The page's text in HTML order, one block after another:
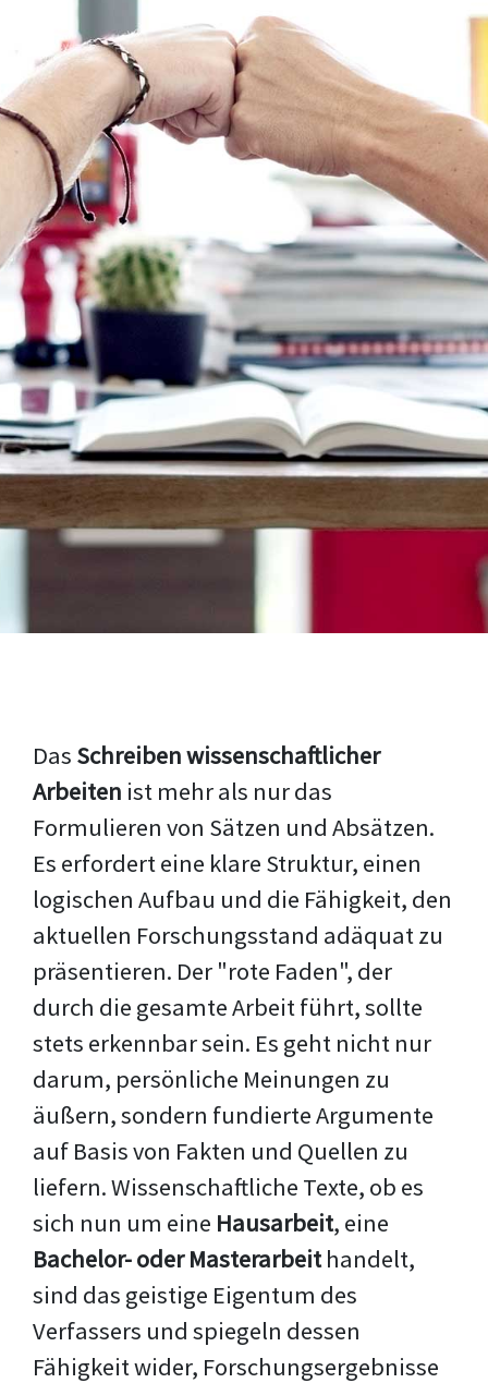
Das Schreiben wissenschaftlicher
Arbeiten ist mehr als nur das
Formulieren von Sätzen und Absätzen.
Es erfordert eine klare Struktur, einen
logischen Aufbau und die Fähigkeit, den
aktuellen Forschungsstand adäquat zu
präsentieren. Der "rote Faden", der
durch die gesamte Arbeit führt, sollte
stets erkennbar sein. Es geht nicht nur
darum, persönliche Meinungen zu
äußern, sondern fundierte Argumente
auf Basis von Fakten und Quellen zu
liefern. Wissenschaftliche Texte, ob es
sich nun um eine Hausarbeit, eine
Bachelor- oder Masterarbeithandelt,
sind das geistige Eigentum des
Verfassers und spiegeln dessen
Fähigkeit wider, Forschungsergebnisse